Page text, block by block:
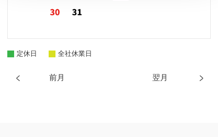
前月 翌月
定休日 全社休業日